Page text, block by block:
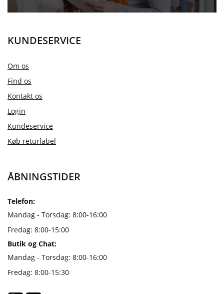
KUNDESERVICE
Om os
Find os
Kontakt os
Login
Kundeservice
Køb returlabel
ÅBNINGSTIDER
Telefon:
Mandag - Torsdag: 8:00-16:00
Fredag: 8:00-15:00
Butik og Chat:
Mandag - Torsdag: 8:00-16:00
Fredag: 8:00-15:30